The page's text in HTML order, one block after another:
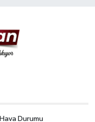
Hava Durumu